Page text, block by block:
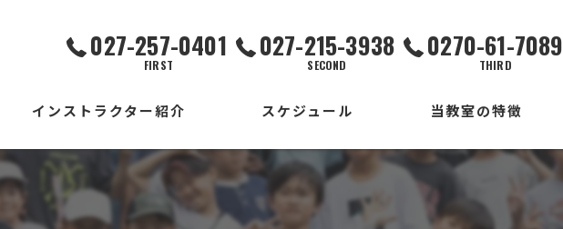
027-257-0401
FIRST
027-215-3938
SECOND
0270-61-7089
THIRD
インストラクター紹介 スケジュール
FIRST校
SECOND校
当教室の特徴
ダンス
子ども